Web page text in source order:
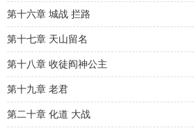
第十六章 城战 拦路
第十七章 天山留名
第十八章 收徒阎神公主
第十九章 老君
第二十章 化道 大战